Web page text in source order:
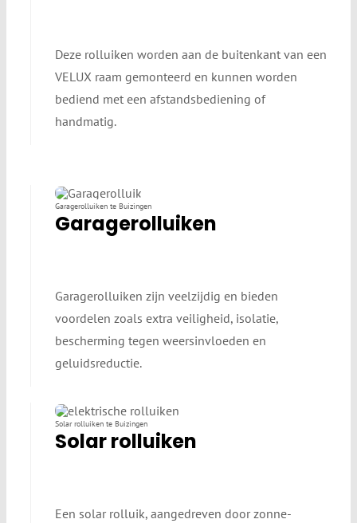
Deze rolluiken worden aan de buitenkant van een
VELUX raam gemonteerd en kunnen worden
bediend met een afstandsbediening of
handmatig.
Garagerolluiken te Buizingen
Garagerolluiken
Garagerolluiken zijn veelzijdig en bieden
voordelen zoals extra veiligheid, isolatie,
bescherming tegen weersinvloeden en
geluidsreductie.
Solar rolluiken te Buizingen
Solar rolluiken
Een solar rolluik, aangedreven door zonne-